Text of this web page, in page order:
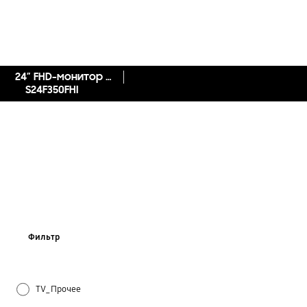
24″ FHD-монитор SF35 [S24F350FHI]
S24F350FHI
Фильтр
TV_Прочее